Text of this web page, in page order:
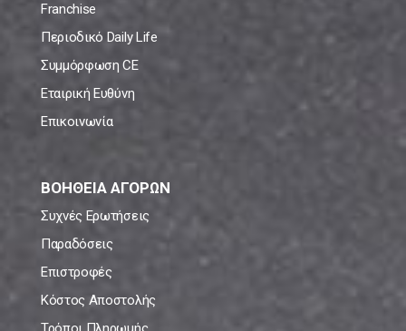
Franchise
Περιοδικό Daily Life
Συμμόρφωση CE
Εταιρική Ευθύνη
Επικοινωνία
ΒΟΗΘΕΙΑ ΑΓΟΡΩΝ
Συχνές Ερωτήσεις
Παραδόσεις
Επιστροφές
Κόστος Αποστολής